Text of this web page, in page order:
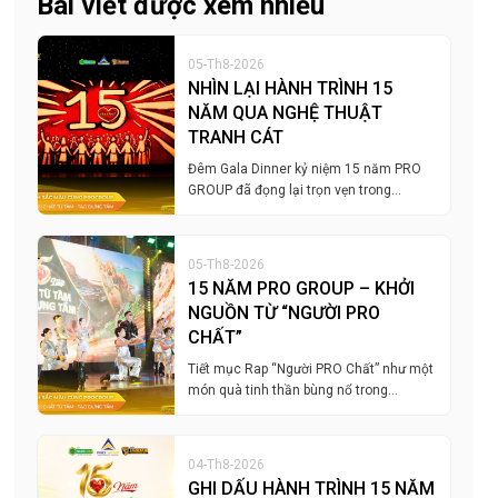
05-Th8-2026
NHÌN LẠI HÀNH TRÌNH 15
NĂM QUA NGHỆ THUẬT
TRANH CÁT
Đêm Gala Dinner kỷ niệm 15 năm PRO
GROUP đã đọng lại trọn vẹn trong…
05-Th8-2026
15 NĂM PRO GROUP – KHỞI
NGUỒN TỪ “NGƯỜI PRO
CHẤT”
Tiết mục Rap “Người PRO Chất” như một
món quà tinh thần bùng nổ trong…
04-Th8-2026
GHI DẤU HÀNH TRÌNH 15 NĂM